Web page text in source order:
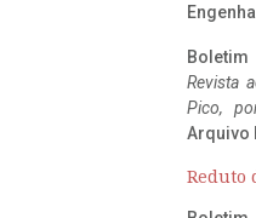
Revista
Pico,
Arquivo
Reduto